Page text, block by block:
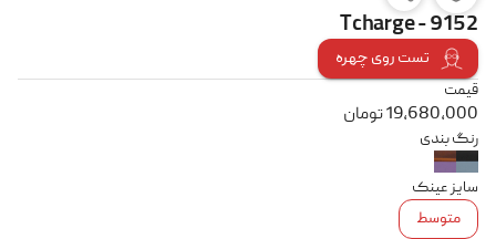
Tcharge - 9152
تست روی چهره
قیمت
19,680,000تومان
رنگ بندی
سایز عینک
متوسط